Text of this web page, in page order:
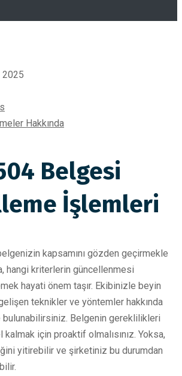
Hakkında
Belgesi
İşlemleri
kapsamını gözden geçirmekle
hangi kriterlerin güncellenmesi
hayati önem taşır. Ekibinizle beyin
gelişen teknikler ve yöntemler hakkında
bulunabilirsiniz. Belgenin gereklilikleri
için proaktif olmalısınız. Yoksa,
yitirebilir ve şirketiniz bu durumdan